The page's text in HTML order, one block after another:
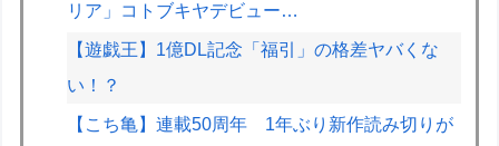
リア」コトブキヤデビュー…
【遊戯王】1億DL記念「福引」の格差ヤバくな
い！？
【こち亀】連載50周年 1年ぶり新作読み切りが